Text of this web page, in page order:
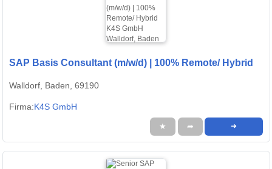
SAP Basis Consultant (m/w/d) | 100% Remote/ Hybrid
Walldorf, Baden, 69190
Firma:K4S GmbH
★ ➦ ➜